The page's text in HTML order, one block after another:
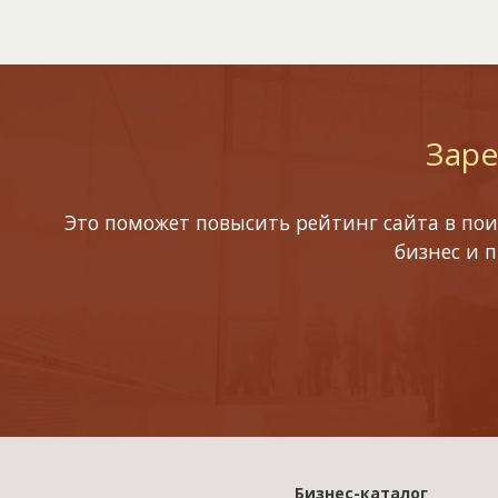
Это поможет повысить рейтинг сайта в
бизнес и
Бизнес-каталог